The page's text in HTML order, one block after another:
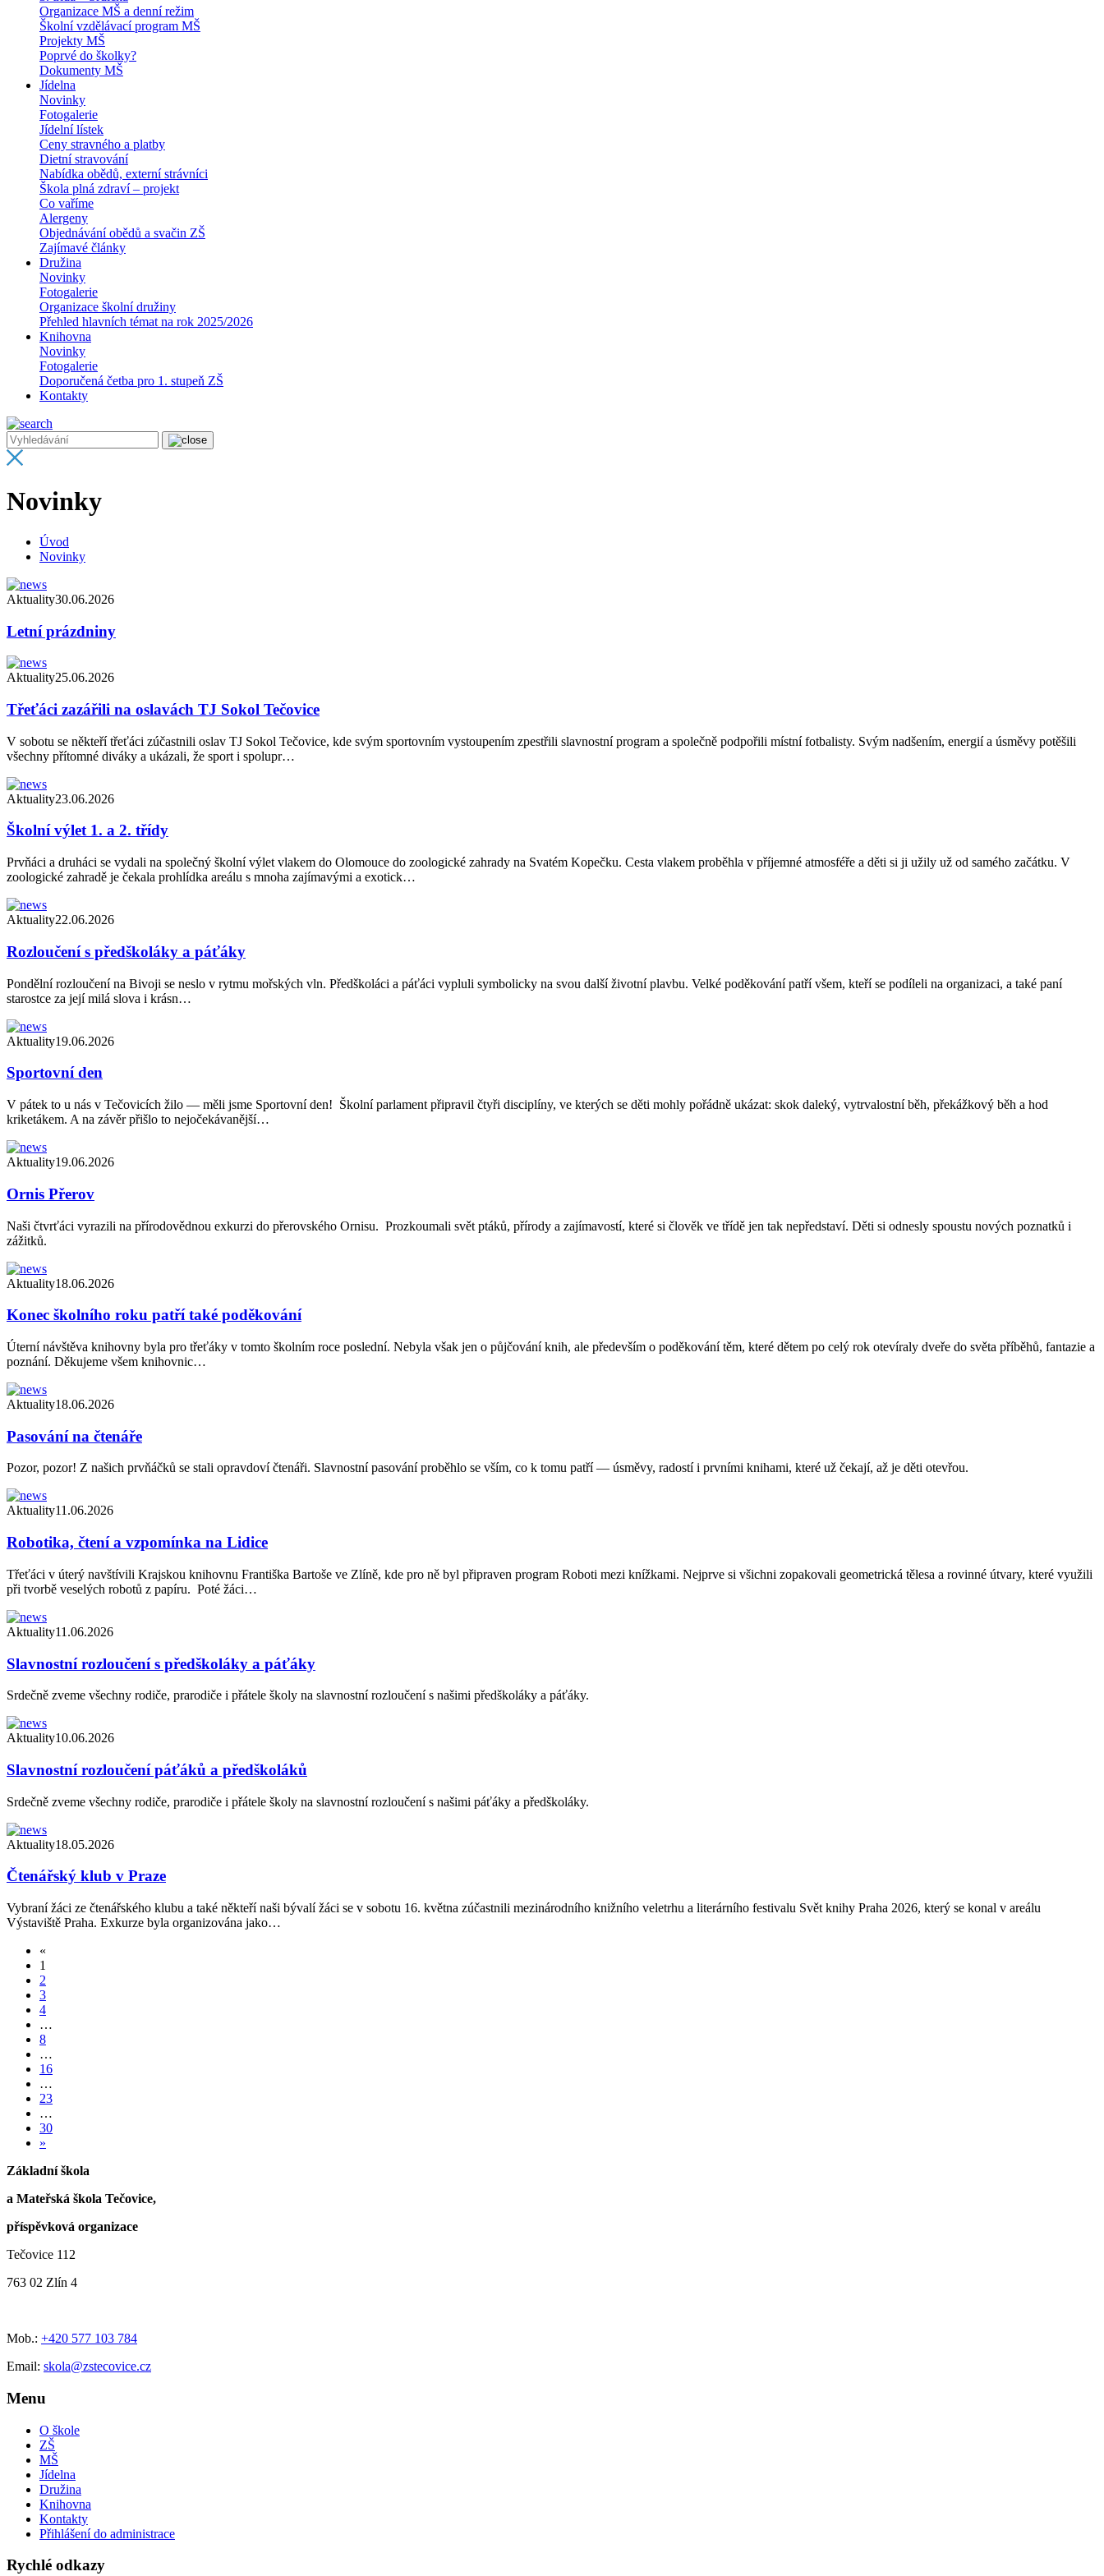
Organizace MŠ a denní režim
Školní vzdělávací program MŠ
Projekty MŠ
Poprvé do školky?
Dokumenty MŠ
Jídelna
Novinky
Fotogalerie
Jídelní lístek
Ceny stravného a platby
Dietní stravování
Nabídka obědů, externí strávníci
Škola plná zdraví – projekt
Co vaříme
Alergeny
Objednávání obědů a svačin ZŠ
Zajímavé články
Družina
Novinky
Fotogalerie
Organizace školní družiny
Přehled hlavních témat na rok 2025/2026
Knihovna
Novinky
Fotogalerie
Doporučená četba pro 1. stupeň ZŠ
Kontakty
Novinky
Úvod
Novinky
Aktuality30.06.2026
Letní prázdniny
Aktuality25.06.2026
Třeťáci zazářili na oslavách TJ Sokol Tečovice
V sobotu se někteří třeťáci zúčastnili oslav TJ Sokol Tečovice, kde svým sportovním vystoupením zpestřili slavnostní program a společně podpořili místní fotbalisty. Svým nadšením, energií a úsměvy potěšili
všechny přítomné diváky a ukázali, že sport i spolupr…
Aktuality23.06.2026
Školní výlet 1. a 2. třídy
Prvňáci a druháci se vydali na společný školní výlet vlakem do Olomouce do zoologické zahrady na Svatém Kopečku. Cesta vlakem proběhla v příjemné atmosféře a děti si ji užily už od samého začátku. V
zoologické zahradě je čekala prohlídka areálu s mnoha zajímavými a exotick…
Aktuality22.06.2026
Rozloučení s předškoláky a páťáky
Pondělní rozloučení na Bivoji se neslo v rytmu mořských vln. Předškoláci a páťáci vypluli symbolicky na svou další životní plavbu. Velké poděkování patří všem, kteří se podíleli na organizaci, a také paní
starostce za její milá slova i krásn…
Aktuality19.06.2026
Sportovní den
V pátek to u nás v Tečovicích žilo — měli jsme Sportovní den! Školní parlament připravil čtyři disciplíny, ve kterých se děti mohly pořádně ukázat: skok daleký, vytrvalostní běh, překážkový běh a hod
kriketákem. A na závěr přišlo to nejočekávanější…
Aktuality19.06.2026
Ornis Přerov
Naši čtvrťáci vyrazili na přírodovědnou exkurzi do přerovského Ornisu. Prozkoumali svět ptáků, přírody a zajímavostí, které si člověk ve třídě jen tak nepředstaví. Děti si odnesly spoustu nových poznatků i
zážitků.
Aktuality18.06.2026
Konec školního roku patří také poděkování
Úterní návštěva knihovny byla pro třeťáky v tomto školním roce poslední. Nebyla však jen o půjčování knih, ale především o poděkování těm, které dětem po celý rok otevíraly dveře do světa příběhů, fantazie a
poznání. Děkujeme všem knihovnic…
Aktuality18.06.2026
Pasování na čtenáře
Pozor, pozor! Z našich prvňáčků se stali opravdoví čtenáři. Slavnostní pasování proběhlo se vším, co k tomu patří — úsměvy, radostí i prvními knihami, které už čekají, až je děti otevřou.
Aktuality11.06.2026
Robotika, čtení a vzpomínka na Lidice
Třeťáci v úterý navštívili Krajskou knihovnu Františka Bartoše ve Zlíně, kde pro ně byl připraven program Roboti mezi knížkami. Nejprve si všichni zopakovali geometrická tělesa a rovinné útvary, které využili
při tvorbě veselých robotů z papíru. Poté žáci…
Aktuality11.06.2026
Slavnostní rozloučení s předškoláky a páťáky
Srdečně zveme všechny rodiče, prarodiče i přátele školy na slavnostní rozloučení s našimi předškoláky a páťáky.
Aktuality10.06.2026
Slavnostní rozloučení páťáků a předškoláků
Srdečně zveme všechny rodiče, prarodiče i přátele školy na slavnostní rozloučení s našimi páťáky a předškoláky.
Aktuality18.05.2026
Čtenářský klub v Praze
Vybraní žáci ze čtenářského klubu a také někteří naši bývalí žáci se v sobotu 16. května zúčastnili mezinárodního knižního veletrhu a literárního festivalu Svět knihy Praha 2026, který se konal v areálu
Výstaviště Praha. Exkurze byla organizována jako…
«
1
2
3
4
…
8
…
16
…
23
…
30
»
Základní škola
a Mateřská škola Tečovice,
příspěvková organizace
Tečovice 112
763 02 Zlín 4
Mob.: +420 577 103 784
Email: skola@zstecovice.cz
Menu
O škole
ZŠ
MŠ
Jídelna
Družina
Knihovna
Kontakty
Přihlášení do administrace
Rychlé odkazy